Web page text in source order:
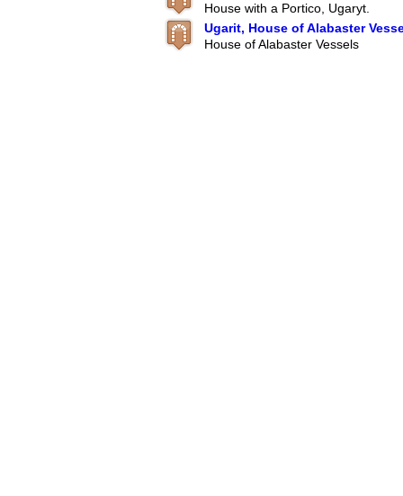
House with a Portico, Ugaryt.
Ugarit, House of Alabaster
House of Alabaster Vessels